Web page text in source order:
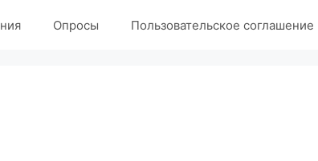
Опросы Пользовательское соглашение